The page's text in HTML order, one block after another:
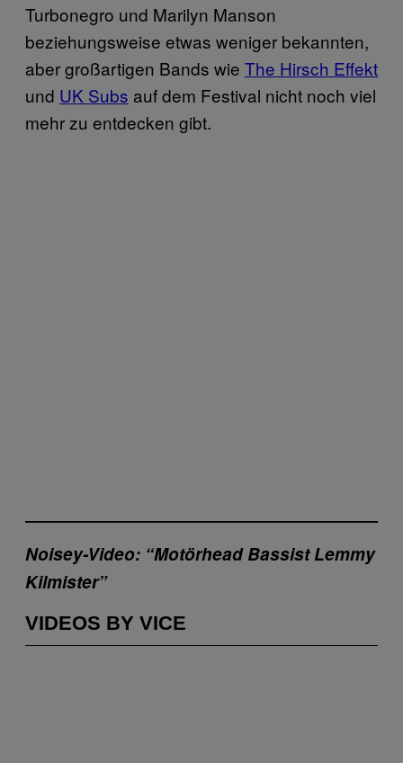
Turbonegro und Marilyn Manson
beziehungsweise etwas weniger bekannten,
aber großartigen Bands wie The Hirsch Effekt
und UK Subs auf dem Festival nicht noch viel
mehr zu entdecken gibt.
Noisey-Video: “Motörhead Bassist Lemmy
Kilmister”
VIDEOS BY VICE